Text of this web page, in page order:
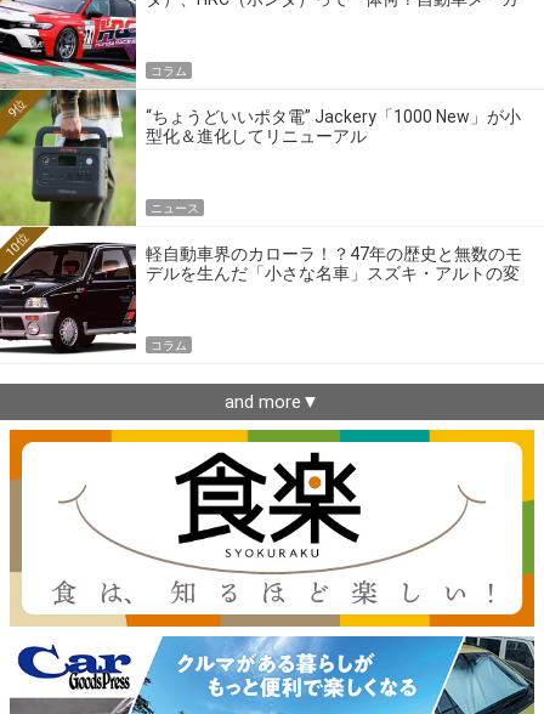
コラム
“ちょうどいいポタ電” Jackery「1000 New」が小
型化＆進化してリニューアル
9位
ニュース
軽自動車界のカローラ！？47年の歴史と無数のモ
デルを生んだ「小さな名車」スズキ・アルトの変
10位
コラム
and more▼